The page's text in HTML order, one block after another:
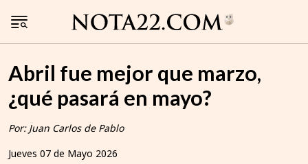
Abril fue mejor que marzo,
¿qué pasará en mayo?
Por: Juan Carlos de Pablo
Jueves 07 de Mayo 2026